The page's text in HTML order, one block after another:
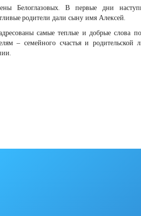
Белоглазовых. В первые дни
родители дали сыну имя Алексей.
самые теплые и добрые слова
– семейного счастья и